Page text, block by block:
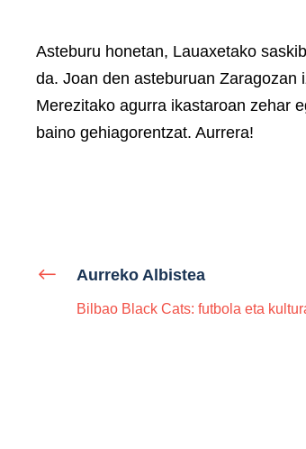
Asteburu honetan, Lauaxetako
da. Joan den asteburuan Zaragozan
Merezitako agurra ikastaroan zehar
baino gehiagorentzat. Aurrera!
Aurreko Albistea
Bilbao Black Cats: futbola eta